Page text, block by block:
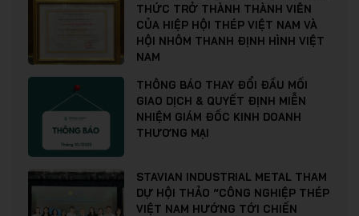
THỨC TRỞ THÀNH THÀNH VIÊN
CỦA HIỆP HỘI THÉP VIỆT NAM VÀ
HỘI NHÔM THANH ĐỊNH HÌNH VIỆT
NAM
THÔNG BÁO THAY ĐỔI ĐẦU MỐI
GIAO DỊCH & QUYẾT ĐỊNH MIỄN
NHIỆM GIÁM ĐỐC KINH DOANH
THƯƠNG MẠI
STAVIAN INDUSTRIAL METAL THAM
DỰ HỘI THẢO “CÔNG NGHIỆP THÉP
VIỆT NAM HƯỚNG TỚI CHIẾN